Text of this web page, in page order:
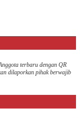
terbaru dengan QR
dilaporkan pihak berwajib